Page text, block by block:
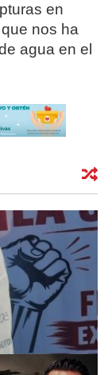
en
nos ha
agua en el